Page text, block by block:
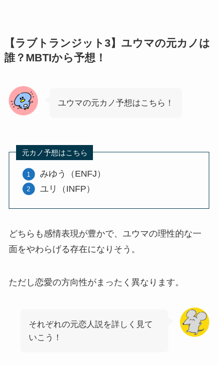
【ラブトランジット3】ユウマの元カノは
誰？MBTIから予想！
ユウマの元カノ予想はこちら！
元カノ予想はこちら
みゆう（ENFJ）
ユリ（INFP）
どちらも感情表現が豊かで、ユウマの理性的な一
面をやわらげる存在になりそう。
ただし恋愛の方向性がまったく異なります。
それぞれの元恋人説を詳しく見て
いこう！